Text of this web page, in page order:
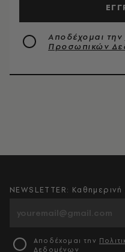
Αποδέχομαι την
Προσωπικών
NEWSLETTER:
Αποδέχομαι την
Δεδομένων